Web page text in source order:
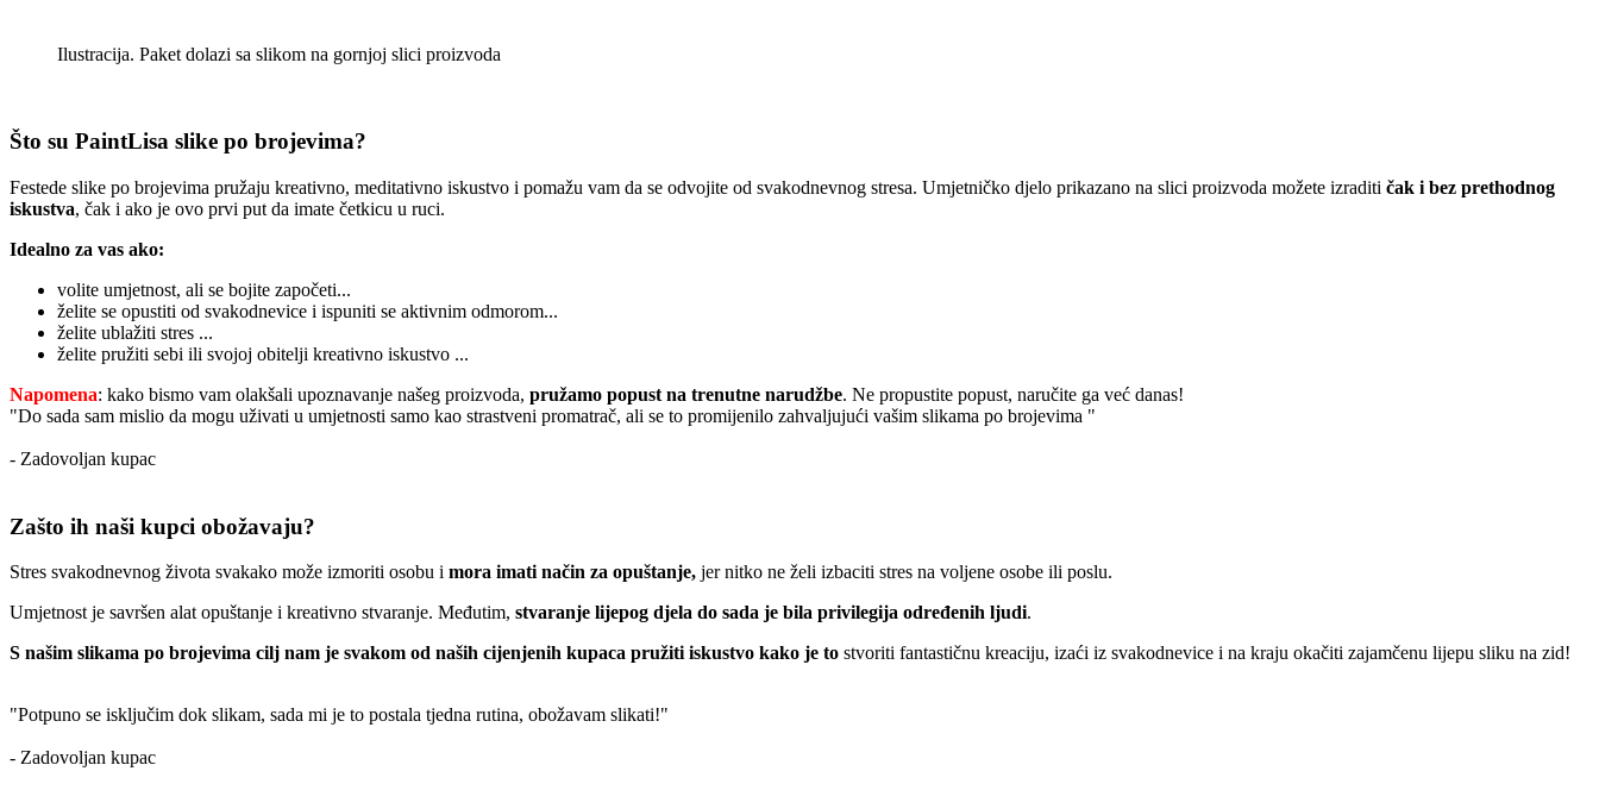
Ilustracija. Paket dolazi sa slikom na gornjoj slici proizvoda
Što su PaintLisa slike po brojevima?
Festede slike po brojevima pružaju kreativno, meditativno iskustvo i pomažu vam da se odvojite od svakodnevnog stresa. Umjetničko djelo prikazano na slici proizvoda možete izraditi čak i bez prethodnog
iskustva, čak i ako je ovo prvi put da imate četkicu u ruci.
Idealno za vas ako:
volite umjetnost, ali se bojite započeti...
želite se opustiti od svakodnevice i ispuniti se aktivnim odmorom...
želite ublažiti stres ...
želite pružiti sebi ili svojoj obitelji kreativno iskustvo ...
Napomena: kako bismo vam olakšali upoznavanje našeg proizvoda, pružamo popust na trenutne narudžbe. Ne propustite popust, naručite ga već danas!
"Do sada sam mislio da mogu uživati u umjetnosti samo kao strastveni promatrač, ali se to promijenilo zahvaljujući vašim slikama po brojevima "
- Zadovoljan kupac
Zašto ih naši kupci obožavaju?
Stres svakodnevnog života svakako može izmoriti osobu i mora imati način za opuštanje, jer nitko ne želi izbaciti stres na voljene osobe ili poslu.
Umjetnost je savršen alat opuštanje i kreativno stvaranje. Međutim, stvaranje lijepog djela do sada je bila privilegija određenih ljudi.
S našim slikama po brojevima cilj nam je svakom od naših cijenjenih kupaca pružiti iskustvo kako je to stvoriti fantastičnu kreaciju, izaći iz svakodnevice i na kraju okačiti zajamčenu lijepu sliku na zid!
"Potpuno se isključim dok slikam, sada mi je to postala tjedna rutina, obožavam slikati!"
- Zadovoljan kupac